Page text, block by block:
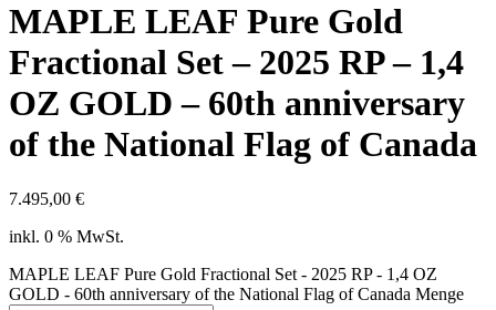
MAPLE LEAF Pure Gold
Fractional Set – 2025 RP – 1,4
OZ GOLD – 60th anniversary
of the National Flag of Canada
7.495,00 €
inkl. 0 % MwSt.
MAPLE LEAF Pure Gold Fractional Set - 2025 RP - 1,4 OZ
GOLD - 60th anniversary of the National Flag of Canada Menge